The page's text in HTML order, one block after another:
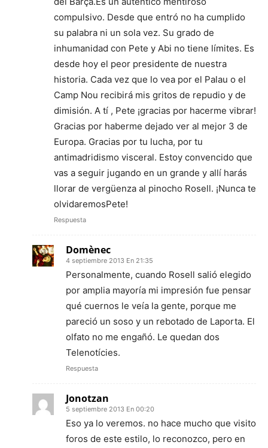
compulsivo. Desde que entró no ha cumplido
su palabra ni un sola vez. Su grado de
inhumanidad con Pete y Abi no tiene límites. Es
desde hoy el peor presidente de nuestra
historia. Cada vez que lo vea por el Palau o el
Camp Nou recibirá mis gritos de repudio y de
dimisión. A tí , Pete ¡gracias por hacerme vibrar!
Gracias por haberme dejado ver al mejor 3 de
Europa. Gracias por tu lucha, por tu
antimadridismo visceral. Estoy convencido que
vas a seguir jugando en un grande y allí harás
llorar de vergüenza al pinocho Rosell. ¡Nunca te
olvidaremosPete!
Respuesta
Domènec
4 septiembre 2013 En 21:35
Personalmente, cuando Rosell salió elegido
por amplia mayoría mi impresión fue pensar
qué cuernos le veía la gente, porque me
pareció un soso y un rebotado de Laporta. El
olfato no me engañó. Le quedan dos
Telenotícies.
Respuesta
Jonotzan
5 septiembre 2013 En 00:20
Eso ya lo veremos. no hace mucho que visito
foros de este estilo, lo reconozco, pero en